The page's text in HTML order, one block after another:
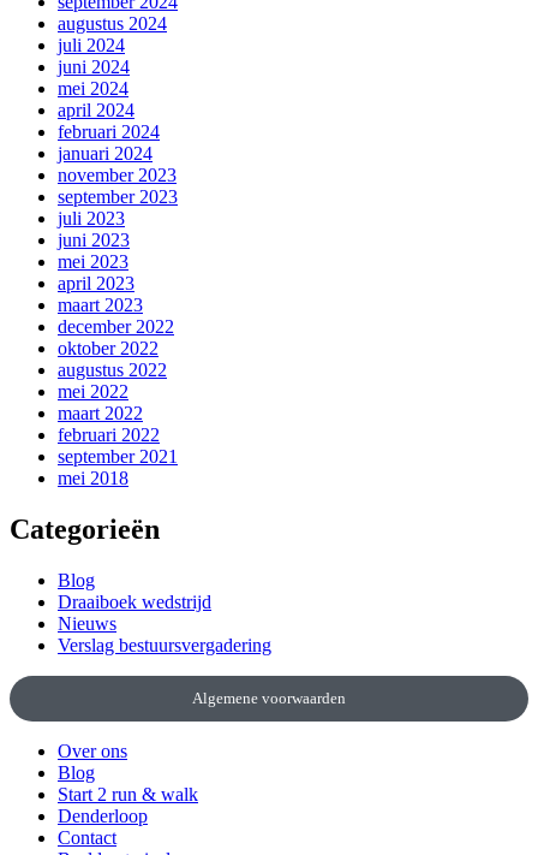
augustus 2024
juli 2024
juni 2024
mei 2024
april 2024
februari 2024
januari 2024
november 2023
september 2023
juli 2023
juni 2023
mei 2023
april 2023
maart 2023
december 2022
oktober 2022
augustus 2022
mei 2022
maart 2022
februari 2022
september 2021
mei 2018
Categorieën
Blog
Draaiboek wedstrijd
Nieuws
Verslag bestuursvergadering
Algemene voorwaarden
Over ons
Blog
Start 2 run & walk
Denderloop
Contact